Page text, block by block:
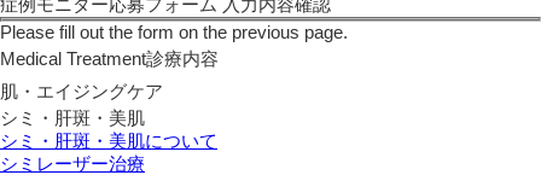
症例モニター応募フォーム 入力内容確認
Please fill out the form on the previous page.
Medical Treatment診療内容
肌・エイジングケア
シミ・肝斑・美肌
シミ・肝斑・美肌について
シミレーザー治療